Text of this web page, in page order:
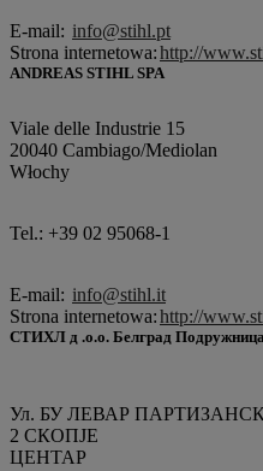
E-mail: info@stihl.pt
Strona internetowa:http://
ANDREAS STIHL SPA
Viale delle Industrie 15
20040 Cambiago/Mediolan
Włochy
Tel.: +39 02 95068-1
E-mail: info@stihl.it
Strona internetowa:http://
СТИХЛ д .о.о. Белград
Ул. БУ ЛЕВАР
2 СКОПЈЕ
ЦЕНТАР